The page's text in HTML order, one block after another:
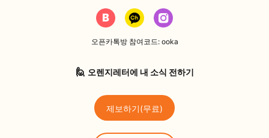
오픈카톡방 참여코드: ooka
🙋 오렌지레터에 내 소식 전하기
제보하기(무료)